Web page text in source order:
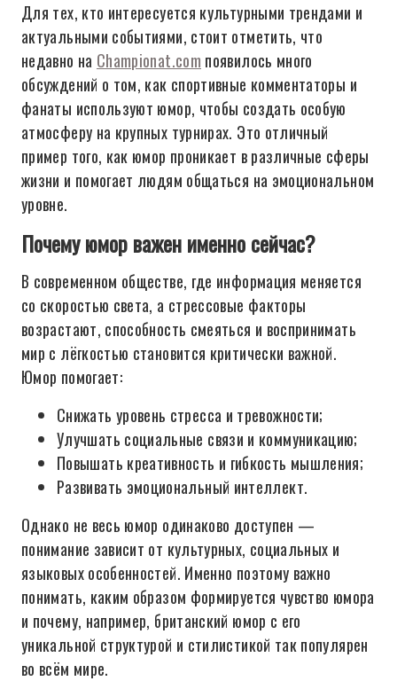
Для тех, кто интересуется культурными трендами и
актуальными событиями, стоит отметить, что
недавно на Championat.com появилось много
обсуждений о том, как спортивные комментаторы и
фанаты используют юмор, чтобы создать особую
атмосферу на крупных турнирах. Это отличный
пример того, как юмор проникает в различные сферы
жизни и помогает людям общаться на эмоциональном
уровне.
Почему юмор важен именно сейчас?
В современном обществе, где информация меняется
со скоростью света, а стрессовые факторы
возрастают, способность смеяться и воспринимать
мир с лёгкостью становится критически важной.
Юмор помогает:
Снижать уровень стресса и тревожности;
Улучшать социальные связи и коммуникацию;
Повышать креативность и гибкость мышления;
Развивать эмоциональный интеллект.
Однако не весь юмор одинаково доступен —
понимание зависит от культурных, социальных и
языковых особенностей. Именно поэтому важно
понимать, каким образом формируется чувство юмора
и почему, например, британский юмор с его
уникальной структурой и стилистикой так популярен
во всём мире.